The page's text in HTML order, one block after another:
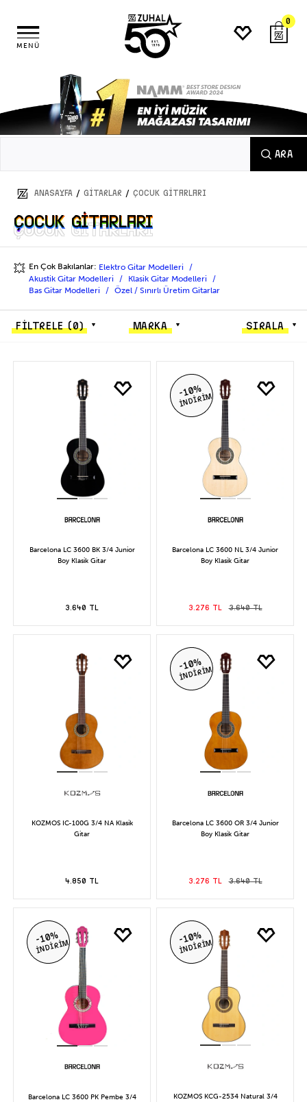
MENÜ
0
ARA
ANASAYFA / GİTARLAR / Çocuk Gitarları
Çocuk Gitarları
Çocuk Gitarları
💥 En Çok Bakılanlar: Elektro Gitar Modelleri
Akustik Gitar Modelleri
Klasik Gitar Modelleri
Bas Gitar Modelleri
Özel / Sınırlı Üretim Gitarlar
FİLTRELE(0) MARKA SIRALA
Barcelona LC 3600 BK 3/4 Junior
Boy Klasik Gitar
3.640 TL
-10%
İNDİRİM
Barcelona LC 3600 NL 3/4 Junior
Boy Klasik Gitar
3.276 TL 3.640 TL
KOZMOS IC-100G 3/4 NA Klasik
Gitar
4.850 TL
-10%
İNDİRİM
Barcelona LC 3600 OR 3/4 Junior
Boy Klasik Gitar
3.276 TL 3.640 TL
-10%
İNDİRİM
Barcelona LC 3600 PK Pembe 3/4
-10%
İNDİRİM
KOZMOS KCG-2534 Natural 3/4